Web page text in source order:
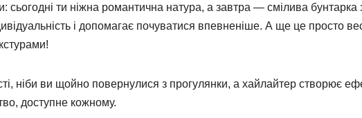
сьогодні ти ніжна романтична натура, а завтра — смілива бунтарка
і допомагає почуватися впевненіше. А ще це просто
ніби ви щойно повернулися з прогулянки, а хайлайтер створює
доступне кожному.